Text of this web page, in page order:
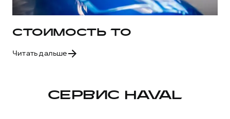
СТОИМОСТЬ ТО
Читать дальше
СЕРВИС HAVAL